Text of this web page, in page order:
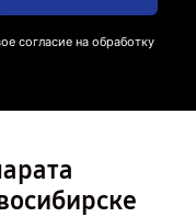
согласие на обработку